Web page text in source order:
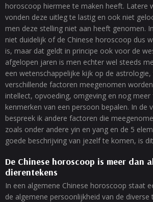
horoscoop hiermee te maken heeft. Latere
vonden deze uitleg te lastig en ook niet
men deze stelling niet aan heeft genomen.
niet duidelijk of de Chinese horoscoop dus
is, maar dat geldt in principe ook voor de
afgelopen jaren is men echter wel steeds
een wetenschappelijke kijk op de
verschillende factoren meegenomen
intellect, opvoeding, omgeving en nog
kenmerken van een persoon bepalen. In de
bespreek ik andere factoren die
zoals onder andere yin en yang en de 5
goede beschrijving van jezelf te komen, is
De Chinese horoscoop is meer dan
dierentekens
In een algemene Chinese horoscoop staat
de algemene persoonlijkheid van de diverse